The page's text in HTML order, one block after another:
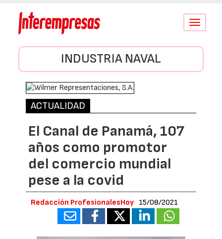
Conmutar
INDUSTRIA NAVAL
ACTUALIDAD
El Canal de Panamá, 107
años como promotor
del comercio mundial
pese a la covid
Redacción ProfesionalesHoy 15/08/2021